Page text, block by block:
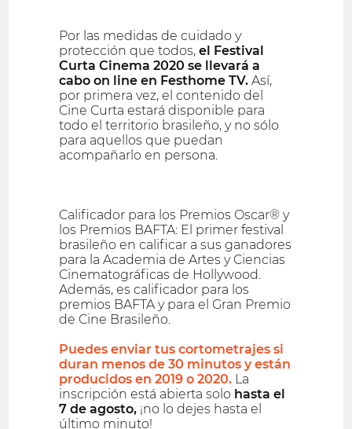
Por las medidas de cuidado y
protección que todos,el Festival
Curta Cinema 2020 se llevará a
cabo on line en Festhome TV. Así,
por primera vez, el contenido del
Cine Curta estará disponible para
todo el territorio brasileño, y no sólo
para aquellos que puedan
acompañarlo en persona.
Calificador para los Premios Oscar® y
los Premios BAFTA: El primer festival
brasileño en calificar a sus ganadores
para la Academia de Artes y Ciencias
Cinematográficas de Hollywood.
Además, es calificador para los
premios BAFTA y para el Gran Premio
de Cine Brasileño.
Puedes enviar tus cortometrajes si
duran menos de 30 minutos y están
producidos en 2019 o 2020. La
inscripción está abierta solo hasta el
7 de agosto, ¡no lo dejes hasta el
último minuto!